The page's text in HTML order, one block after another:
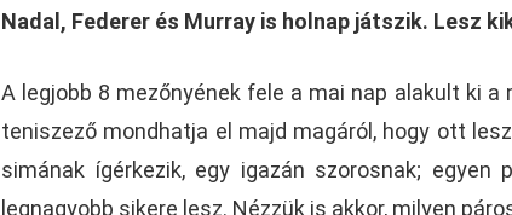
Nadal, Federer és Murray is holnap játszik. Lesz
A legjobb 8 mezőnyének fele a mai nap alakult ki a
teniszező mondhatja el majd magáról, hogy ott
simának ígérkezik, egy igazán szorosnak; egyen
legnagyobb sikere lesz. Nézzük is akkor, milyen